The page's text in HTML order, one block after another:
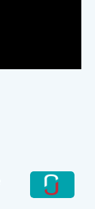
Procédure
|